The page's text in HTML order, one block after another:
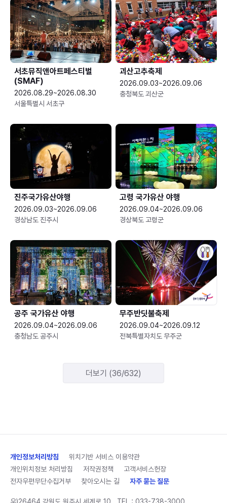
서초뮤직앤아트페스티벌
(SMAF)
2026.08.29~2026.08.30
서울특별시 서초구
괴산고추축제
2026.09.03~2026.09.06
충청북도 괴산군
진주국가유산야행
2026.09.03~2026.09.06
경상남도 진주시
고령 국가유산 야행
2026.09.04~2026.09.06
경상북도 고령군
공주 국가유산 야행
2026.09.04~2026.09.06
충청남도 공주시
무주반딧불축제
2026.09.04~2026.09.12
전북특별자치도 무주군
더보기 (36/632)
개인정보처리방침
위치기반 서비스 이용약관
개인위치정보 처리방침
저작권정책
고객서비스헌장
전자우편무단수집거부
찾아오시는 길 자주 묻는 질문